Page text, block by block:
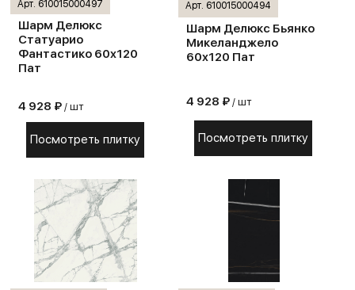
Арт. 610015000497
Шарм Делюкс
Статуарио
Фантастико 60х120
Пат
4 928 ₽ / шт
Посмотреть плитку
Арт. 610015000494
Шарм Делюкс Бьянко
Микеланджело
60х120 Пат
4 928 ₽ / шт
Посмотреть плитку